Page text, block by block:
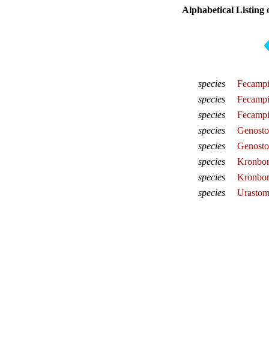
Alphabetical Listing
species
species
species
species
species
species
species
species